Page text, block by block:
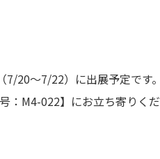
20～7/22）に出展予定です。
M4-022】にお立ち寄りくだ